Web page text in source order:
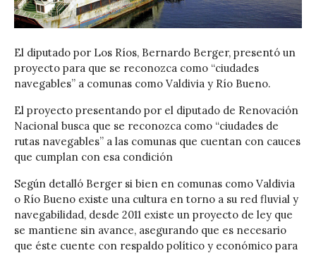
El diputado por Los Ríos, Bernardo Berger, presentó un
proyecto para que se reconozca como “ciudades
navegables” a comunas como Valdivia y Río Bueno.
El proyecto presentando por el diputado de Renovación
Nacional busca que se reconozca como “ciudades de
rutas navegables” a las comunas que cuentan con cauces
que cumplan con esa condición
Según detalló Berger si bien en comunas como Valdivia
o Río Bueno existe una cultura en torno a su red fluvial y
navegabilidad, desde 2011 existe un proyecto de ley que
se mantiene sin avance, asegurando que es necesario
que éste cuente con respaldo político y económico para